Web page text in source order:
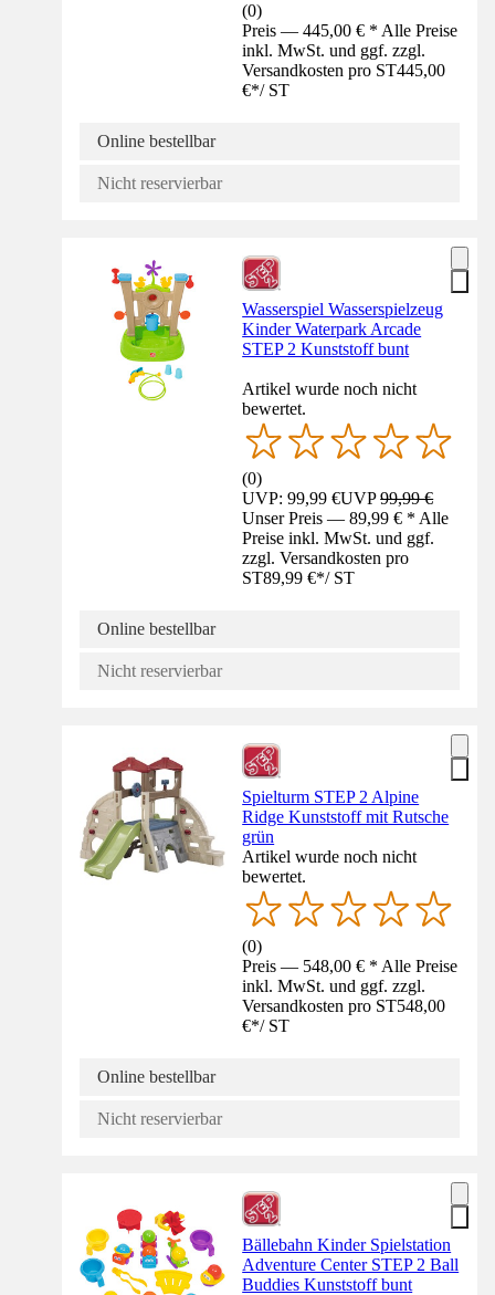
(0)
Preis — 445,00 € * Alle Preise
inkl. MwSt. und ggf. zzgl.
Versandkosten pro ST445,00
€*/ ST
Online bestellbar
Nicht reservierbar
Wasserspiel Wasserspielzeug
Kinder Waterpark Arcade
STEP 2 Kunststoff bunt
Artikel wurde noch nicht
bewertet.
(0)
UVP: 99,99 €UVP99,99 €
Unser Preis — 89,99 € * Alle
Preise inkl. MwSt. und ggf.
zzgl. Versandkosten pro
ST89,99 €*/ ST
Online bestellbar
Nicht reservierbar
Spielturm STEP 2 Alpine
Ridge Kunststoff mit Rutsche
grün
Artikel wurde noch nicht
bewertet.
(0)
Preis — 548,00 € * Alle Preise
inkl. MwSt. und ggf. zzgl.
Versandkosten pro ST548,00
€*/ ST
Online bestellbar
Nicht reservierbar
Bällebahn Kinder Spielstation
Adventure Center STEP 2 Ball
Buddies Kunststoff bunt